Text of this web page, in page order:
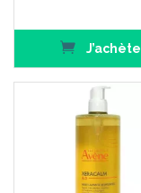
J’achète